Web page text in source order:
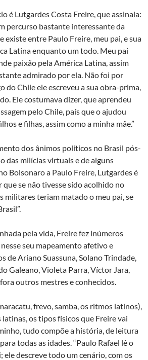
é Lutgardes Costa Freire, que assinala:
percurso bastante interessante da
existe entre Paulo Freire, meu pai, e sua
Latina enquanto um todo. Meu pai
paixão pela América Latina, assim
admirado por ela. Não foi por
do Chile ele escreveu a sua obra-prima,
Ele costumava dizer, que aprendeu
pelo Chile, país que o ajudou
e filhas, assim como a minha mãe.”
dos ânimos políticos no Brasil pós-
das milícias virtuais e de alguns
Bolsonaro a Paulo Freire, Lutgardes é
se não tivesse sido acolhido no
militares teriam matado o meu pai, se
pela vida, Freire fez inúmeros
seu mapeamento afetivo e
de Ariano Suassuna, Solano Trindade,
Galeano, Violeta Parra, Víctor Jara,
outros mestres e conhecidos.
frevo, samba, os ritmos latinos),
latinas, os tipos físicos que Freire vai
tudo compõe a história, de leitura
todas as idades. “Paulo Rafael lê o
ele descreve todo um cenário, com os